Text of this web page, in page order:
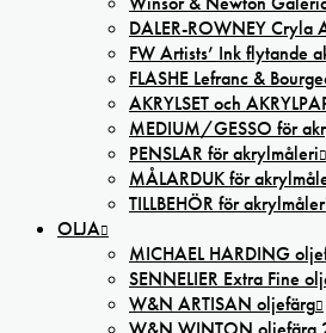
DALER-ROWNEY Cryla
FW Artists’ Ink flytande
FLASHE Lefranc &
AKRYLSET och
MEDIUM/GESSO för
PENSLAR för akrylmåleri
MÅLARDUK för
TILLBEHÖR för
OLJA
MICHAEL HARDING
SENNELIER Extra Fine
W&N ARTISAN oljefärg